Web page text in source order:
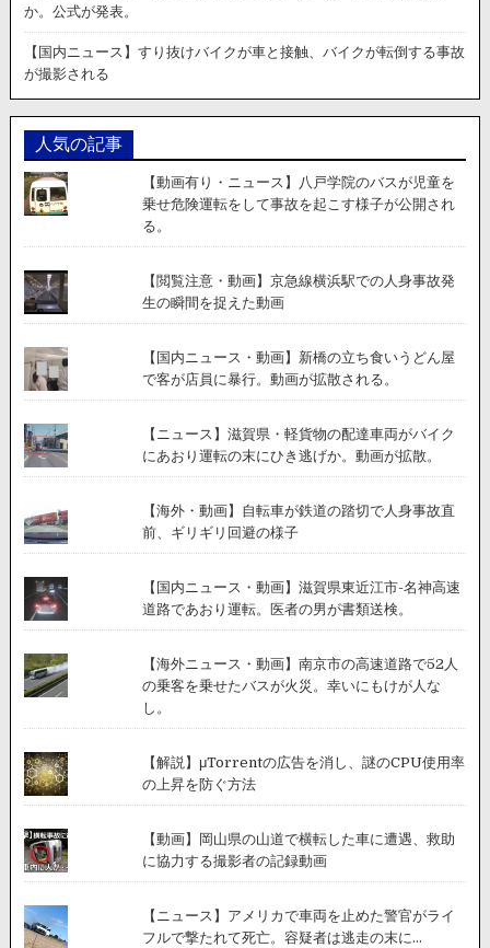
突
き
さ
亡。
動
画
開
さ
れ
議
を
醸
す。
か。公式が発表。
【国内ニュース】すり抜けバイクが車と接触、バイクが転倒する事故
が撮影される
人気の記事
【動画有り・ニュース】八戸学院のバスが児童を
乗せ危険運転をして事故を起こす様子が公開され
る。
【閲覧注意・動画】京急線横浜駅での人身事故発
生の瞬間を捉えた動画
【国内ニュース・動画】新橋の立ち食いうどん屋
で客が店員に暴行。動画が拡散される。
【ニュース】滋賀県・軽貨物の配達車両がバイク
にあおり運転の末にひき逃げか。動画が拡散。
【海外・動画】自転車が鉄道の踏切で人身事故直
前、ギリギリ回避の様子
【国内ニュース・動画】滋賀県東近江市-名神高速
道路であおり運転。医者の男が書類送検。
【海外ニュース・動画】南京市の高速道路で52人
の乗客を乗せたバスが火災。幸いにもけが人な
し。
【解説】μTorrentの広告を消し、謎のCPU使用率
の上昇を防ぐ方法
【動画】岡山県の山道で横転した車に遭遇、救助
に協力する撮影者の記録動画
【ニュース】アメリカで車両を止めた警官がライ
フルで撃たれて死亡。容疑者は逃走の末に...